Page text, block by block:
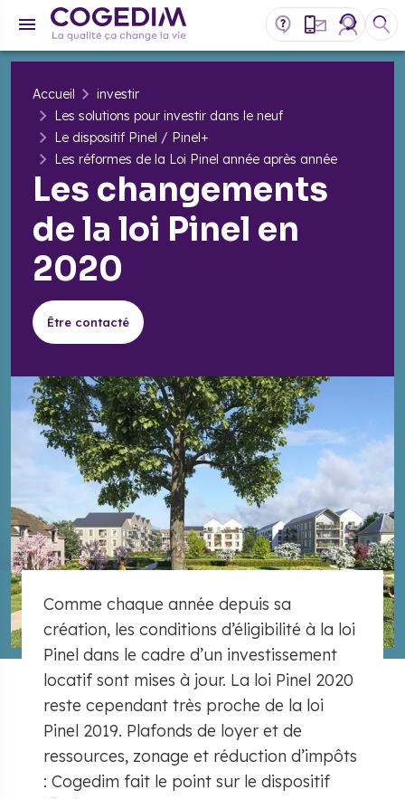
Accueil
investir
Les solutions pour investir dans le neuf
Le dispositif Pinel / Pinel+
Les réformes de la Loi Pinel année après année
Les changements
de la loi Pinel en
2020
Être contacté
Comme chaque année depuis sa
création, les conditions d’éligibilité à la loi
Pinel dans le cadre d’un investissement
locatif sont mises à jour. La loi Pinel 2020
reste cependant très proche de la loi
Pinel 2019. Plafonds de loyer et de
ressources, zonage et réduction d’impôts
: Cogedim fait le point sur le dispositif